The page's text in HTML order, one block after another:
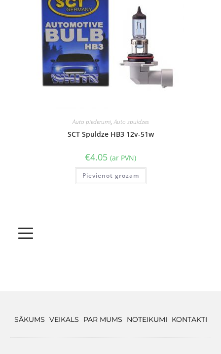
Auto piederumi,Auto spuldzes
SCT Spuldze HB3 12v-51w
€4.05 (ar PVN)
Pievienot grozam
SĀKUMS VEIKALS PAR MUMS NOTEIKUMI KONTAKTI